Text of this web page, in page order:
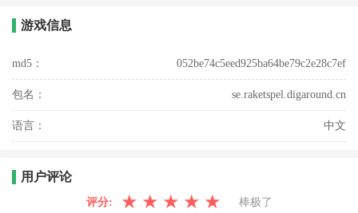
游戏信息
md5： 052be74c5eed925ba64be79c2e28c7ef
包名： se.raketspel.digaround.cn
语言： 中文
用户评论
评分: ★ ★ ★ ★ ★ 棒极了